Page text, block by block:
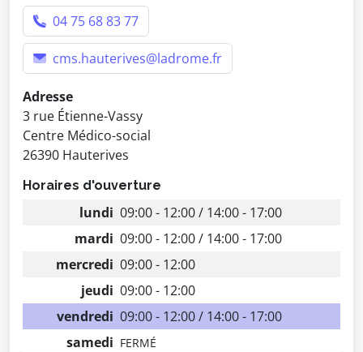
04 75 68 83 77
cms.hauterives@ladrome.fr
Adresse
3 rue Étienne-Vassy
Centre Médico-social
26390 Hauterives
Horaires d'ouverture
lundi 09:00 - 12:00 / 14:00 - 17:00
mardi 09:00 - 12:00 / 14:00 - 17:00
mercredi 09:00 - 12:00
jeudi 09:00 - 12:00
vendredi 09:00 - 12:00 / 14:00 - 17:00
samedi FERMÉ